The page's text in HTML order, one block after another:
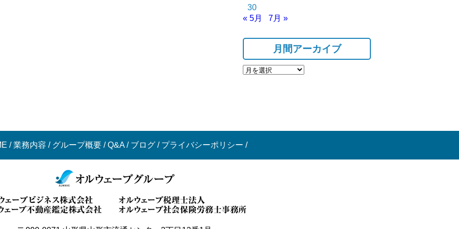
30
« 5月
7月 »
月間アーカイブ
/業務内容 / グループ概要/Q&A/ ブログ/ プライバシーポリシー /